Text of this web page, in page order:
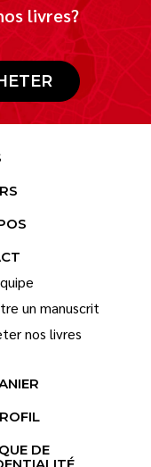
livres?
un manuscrit
nos livres
DE